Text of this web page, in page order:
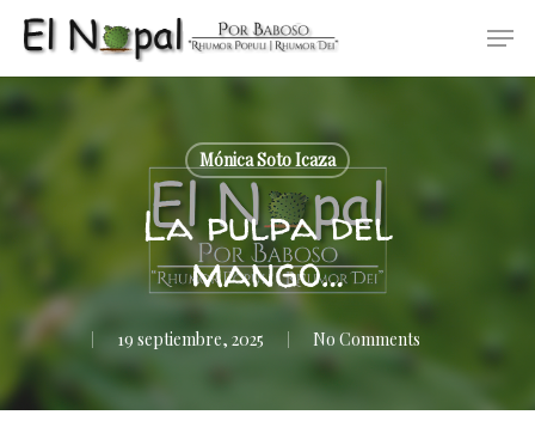
Skip
main
content
Mónica Soto Icaza
La pulpa del
mango…
19 septiembre, 2025 No Comments